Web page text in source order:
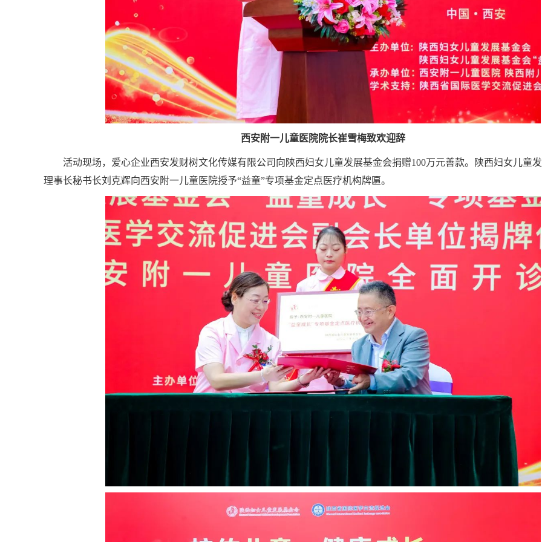
西安附一儿童医院院长崔雪梅致欢迎辞
活动现场，爱心企业西安发财树文化传媒有限公司向陕西妇女儿童发展基金会捐赠100万元善款。陕西妇女儿童
理事长秘书长刘克辉向西安附一儿童医院授予“益童”专项基金定点医疗机构牌匾。